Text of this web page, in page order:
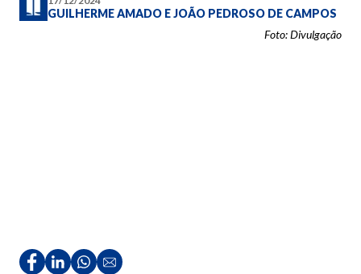
GUILHERME AMADO EJOÃO PEDROSO DE CAMPOS
Foto: Divulgação